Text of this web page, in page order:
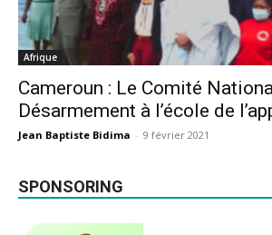
Afrique
Cameroun : Le Comité
Désarmement à l’école de
Jean Baptiste Bidima - 9 février 2021
SPONSORING